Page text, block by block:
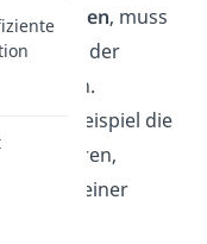
berechnen, muss
der
bilden.
zum Beispiel die
leckeren,
einer